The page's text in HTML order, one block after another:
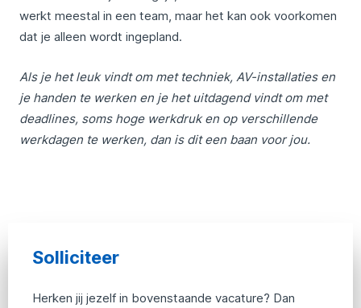
werkt meestal in een team, maar het kan ook voorkomen
dat je alleen wordt ingepland.
Als je het leuk vindt om met techniek, AV-installaties en
je handen te werken en je het uitdagend vindt om met
deadlines, soms hoge werkdruk en op verschillende
werkdagen te werken, dan is dit een baan voor jou.
Solliciteer
Herken jij jezelf in bovenstaande vacature? Dan